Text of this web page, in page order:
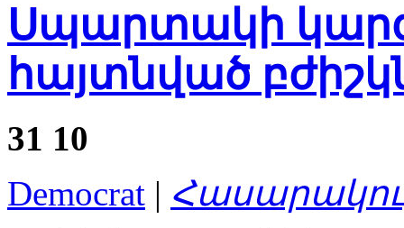
Սպարտակի
հայտնված
31 10
Democrat |